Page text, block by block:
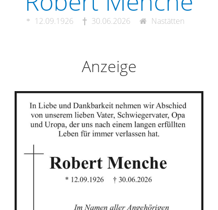
12.09.1926 30.06.2026 Nastätten
Anzeige